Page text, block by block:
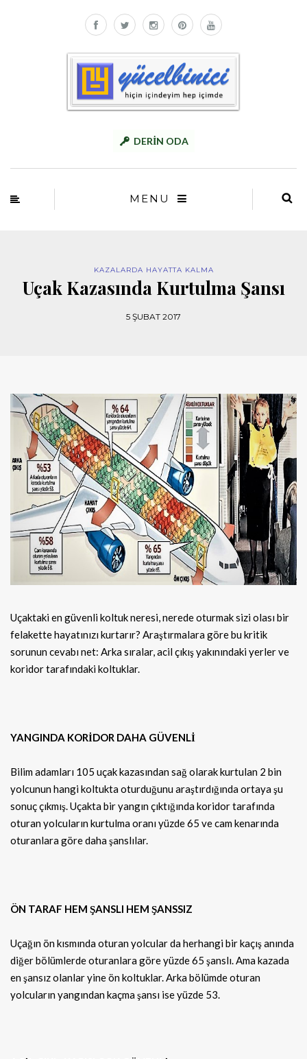
DERİN ODA
MENU
KAZALARDA HAYATTA KALMA
Uçak Kazasında Kurtulma Şansı
5 ŞUBAT 2017
Uçaktaki en güvenli koltuk neresi, nerede oturmak sizi olası bir
felakette hayatınızı kurtarır? Araştırmalara göre bu kritik
sorunun cevabı net: Arka sıralar, acil çıkış yakınındaki yerler ve
koridor tarafındaki koltuklar.
YANGINDA KORİDOR DAHA GÜVENLİ
Bilim adamları 105 uçak kazasından sağ olarak kurtulan 2 bin
yolcunun hangi koltukta oturduğunu araştırdığında ortaya şu
sonuç çıkmış. Uçakta bir yangın çıktığında koridor tarafında
oturan yolcuların kurtulma oranı yüzde 65 ve cam kenarında
oturanlara göre daha şanslılar.
ÖN TARAF HEM ŞANSLI HEM ŞANSSIZ
Uçağın ön kısmında oturan yolcular da herhangi bir kaçış anında
diğer bölümlerde oturanlara göre yüzde 65 şanslı. Ama kazada
en şansız olanlar yine ön koltuklar. Arka bölümde oturan
yolcuların yangından kaçma şansı ise yüzde 53.